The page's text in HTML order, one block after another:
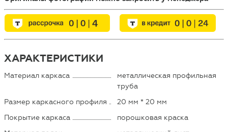
ХАРАКТЕРИСТИКИ
Материал каркаса
металлическая профильная
труба
Размер каркасного профиля
20 мм * 20 мм
Покрытие каркаса
порошковая краска